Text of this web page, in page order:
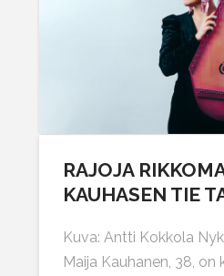
RAJOJA
KAUHASEN TIE
Kuva: Antti Kokkola
Maija Kauhanen, 38, on